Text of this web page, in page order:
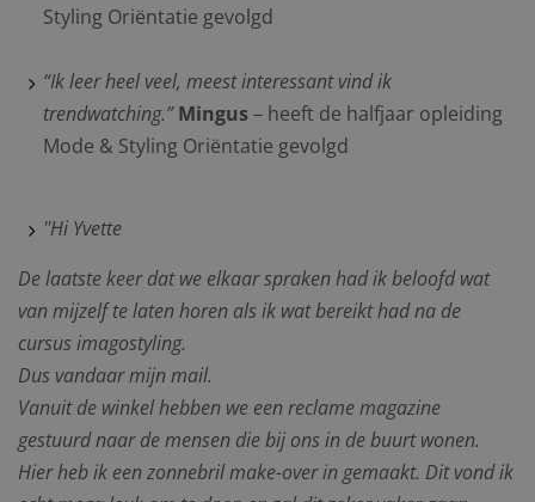
Styling Oriëntatie gevolgd
“Ik leer heel veel, meest interessant vind ik
trendwatching.” Mingus– heeft de halfjaar opleiding
Mode & Styling Oriëntatie gevolgd
''Hi Yvette
De laatste keer dat we elkaar spraken had ik beloofd wat
van mijzelf te laten horen als ik wat bereikt had na de
cursus imagostyling.
Dus vandaar mijn mail.
Vanuit de winkel hebben we een reclame magazine
gestuurd naar de mensen die bij ons in de buurt wonen.
Hier heb ik een zonnebril make-over in gemaakt. Dit vond ik